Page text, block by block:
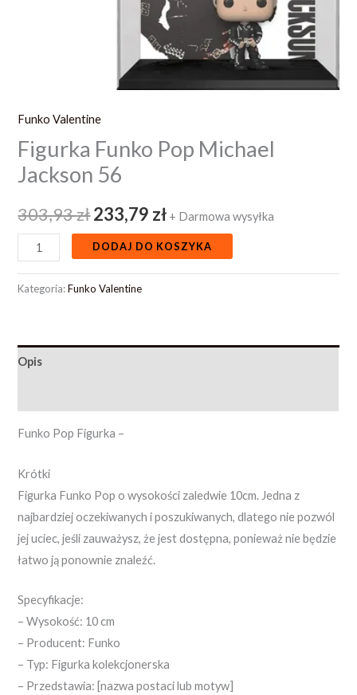
Funko Valentine
Figurka Funko Pop Michael
Jackson 56
303,93zł233,79 zł + Darmowa wysyłka
DODAJ DO KOSZYKA
Kategoria:Funko Valentine
Opis
Funko Pop Figurka –
Krótki
Figurka Funko Pop o wysokości zaledwie 10cm. Jedna z
najbardziej oczekiwanych i poszukiwanych, dlatego nie pozwól
jej uciec, jeśli zauważysz, że jest dostępna, ponieważ nie będzie
łatwo ją ponownie znaleźć.
Specyfikacje:
– Wysokość: 10 cm
– Producent: Funko
– Typ: Figurka kolekcjonerska
– Przedstawia: [nazwa postaci lub motyw]